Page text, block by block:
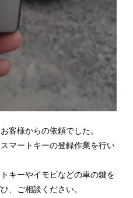
客様からの依頼でした。
マートキーの登録作業を行い
キーやイモビなどの車の鍵を
、ご相談ください。